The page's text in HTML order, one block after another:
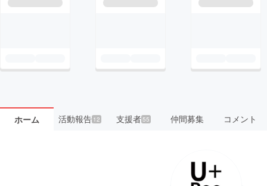
ホーム 活動報告12 支援者55 仲間募集 コメント